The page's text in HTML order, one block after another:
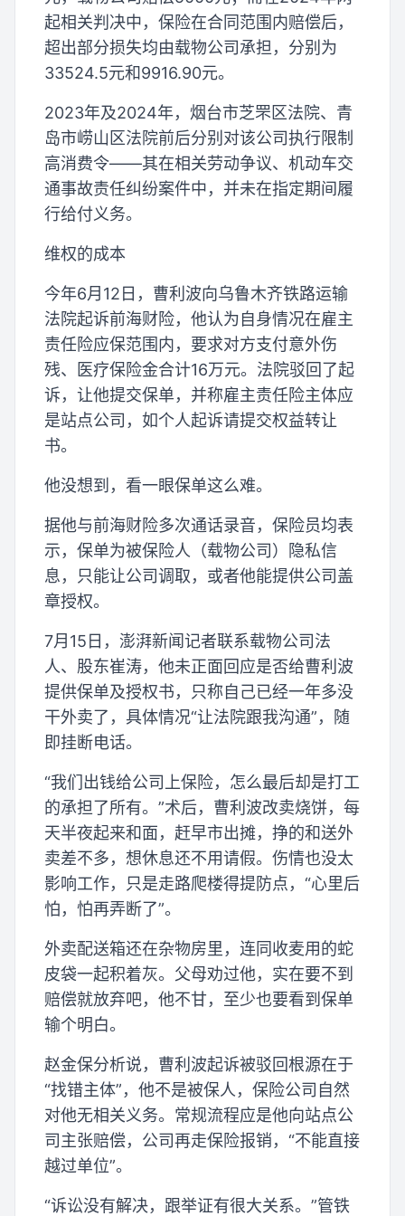
起相关判决中，保险在合同范围内赔偿后，
超出部分损失均由载物公司承担，分别为
33524.5元和9916.90元。
2023年及2024年，烟台市芝罘区法院、青
岛市崂山区法院前后分别对该公司执行限制
高消费令——其在相关劳动争议、机动车交
通事故责任纠纷案件中，并未在指定期间履
行给付义务。
维权的成本
今年6月12日，曹利波向乌鲁木齐铁路运输
法院起诉前海财险，他认为自身情况在雇主
责任险应保范围内，要求对方支付意外伤
残、医疗保险金合计16万元。法院驳回了起
诉，让他提交保单，并称雇主责任险主体应
是站点公司，如个人起诉请提交权益转让
书。
他没想到，看一眼保单这么难。
据他与前海财险多次通话录音，保险员均表
示，保单为被保险人（载物公司）隐私信
息，只能让公司调取，或者他能提供公司盖
章授权。
7月15日，澎湃新闻记者联系载物公司法
人、股东崔涛，他未正面回应是否给曹利波
提供保单及授权书，只称自己已经一年多没
干外卖了，具体情况“让法院跟我沟通”，随
即挂断电话。
“我们出钱给公司上保险，怎么最后却是打工
的承担了所有。”术后，曹利波改卖烧饼，每
天半夜起来和面，赶早市出摊，挣的和送外
卖差不多，想休息还不用请假。伤情也没太
影响工作，只是走路爬楼得提防点，“心里后
怕，怕再弄断了”。
外卖配送箱还在杂物房里，连同收麦用的蛇
皮袋一起积着灰。父母劝过他，实在要不到
赔偿就放弃吧，他不甘，至少也要看到保单
输个明白。
赵金保分析说，曹利波起诉被驳回根源在于
“找错主体”，他不是被保人，保险公司自然
对他无相关义务。常规流程应是他向站点公
司主张赔偿，公司再走保险报销，“不能直接
越过单位”。
“诉讼没有解决，跟举证有很大关系。”管铁